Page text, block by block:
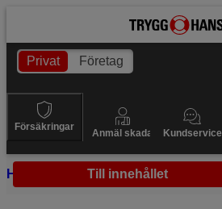
Till innehållet
Privat Företag
Försäkringar
Anmäl skada Kundservice
Hem Bebis Börja amma